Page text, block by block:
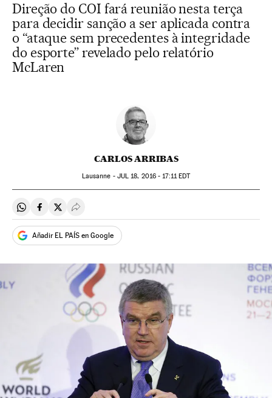
Direção do COI fará reunião nesta terça
para decidir sanção a ser aplicada contra
o “ataque sem precedentes à integridade
do esporte” revelado pelo relatório
McLaren
CARLOS ARRIBAS
Lausanne - JUL 18, 2016 - 17:11EDT
Compartir en Whatsapp
Compartir en Facebook
Compartir en Twitter
Desplegar Redes Sociales
Añadir EL PAÍS en Google